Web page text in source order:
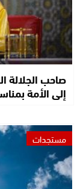
صاحب الجلالة
إلى الأمة
مستجدات